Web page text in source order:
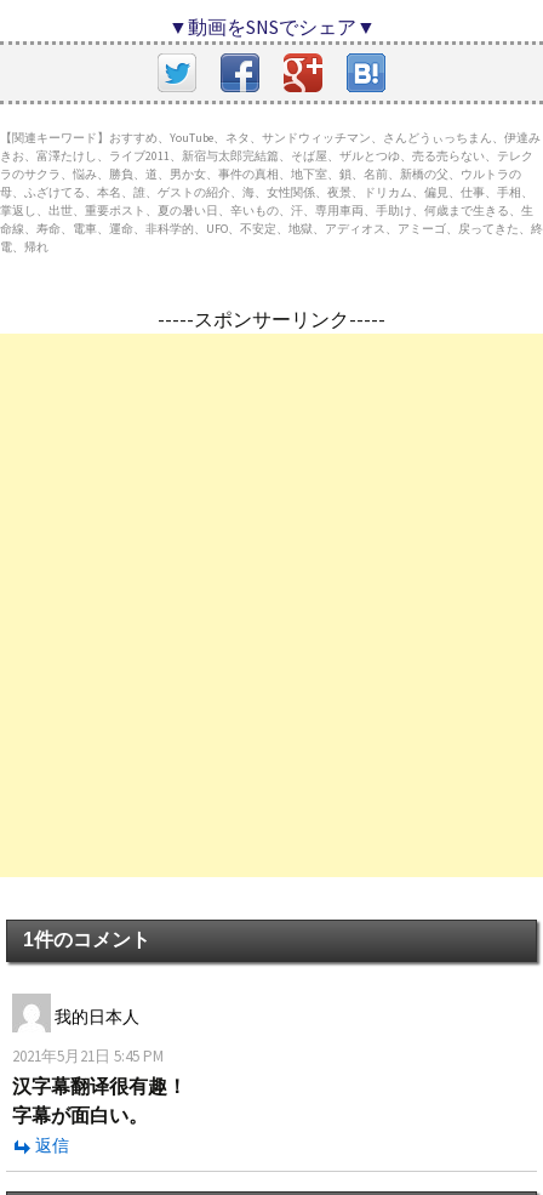
▼動画をSNSでシェア▼
【関連キーワード】おすすめ、YouTube、ネタ、サンドウィッチマン、さんどうぃっちまん、伊達み
きお、富澤たけし、ライブ2011、新宿与太郎完結篇、そば屋、ザルとつゆ、売る売らない、テレク
ラのサクラ、悩み、勝負、道、男か女、事件の真相、地下室、鎖、名前、新橋の父、ウルトラの
母、ふざけてる、本名、誰、ゲストの紹介、海、女性関係、夜景、ドリカム、偏見、仕事、手相、
掌返し、出世、重要ポスト、夏の暑い日、辛いもの、汗、専用車両、手助け、何歳まで生きる、生
命線、寿命、電車、運命、非科学的、UFO、不安定、地獄、アディオス、アミーゴ、戻ってきた、終
電、帰れ
-----スポンサーリンク-----
1件のコメント
我的日本人
2021年5月21日 5:45 PM
汉字幕翻译很有趣！
字幕が面白い。
返信